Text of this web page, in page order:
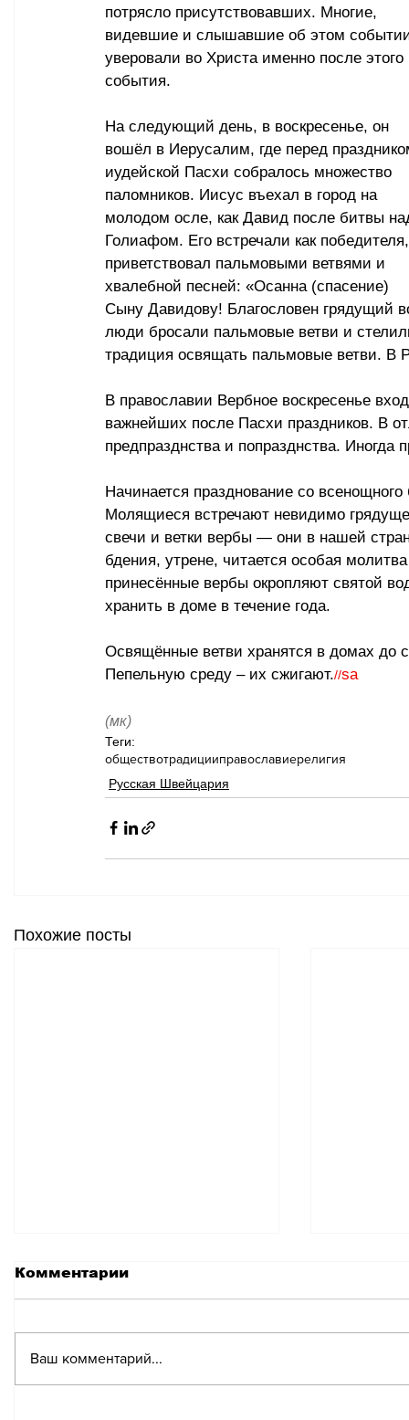
потрясло присутствовавших. Многие,
видевшие и слышавшие об этом
уверовали во Христа именно после этого
события.
На следующий день, в воскресенье, он
вошёл в Иерусалим, где перед
иудейской Пасхи собралось множество
паломников. Иисус въехал в город на
молодом осле, как Давид после битвы
Голиафом. Его встречали как победителя,
приветствовал пальмовыми ветвями и
хвалебной песней: «Осанна (спасение)
Сыну Давидову! Благословен грядущий
люди бросали пальмовые ветви и
традиция освящать пальмовые ветви. В
В православии Вербное воскресенье
важнейших после Пасхи праздников. В
предпразднства и попразднства. Иногда
Начинается празднование со
Молящиеся встречают невидимо
свечи и ветки вербы — они в нашей
бдения, утрене, читается особая
принесённые вербы окропляют святой
хранить в доме в течение года.
Освящённые ветви хранятся в домах до
Пепельную среду – их сжигают.//sa
(мк)
Теги:
обществотрадицииправославиерелигия
Русская Швейцария
Похожие посты
Комментарии
Ваш комментарий...